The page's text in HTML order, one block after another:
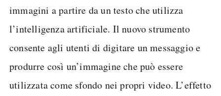
immagini a partire da un testo che utilizza
l’intelligenza artificiale. Il nuovo strumento
consente agli utenti di digitare un messaggio e
produrre così un’immagine che può essere
utilizzata come sfondo nei propri video. L’effetto